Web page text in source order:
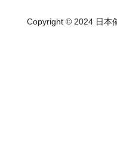
Copyright © 2024 日本